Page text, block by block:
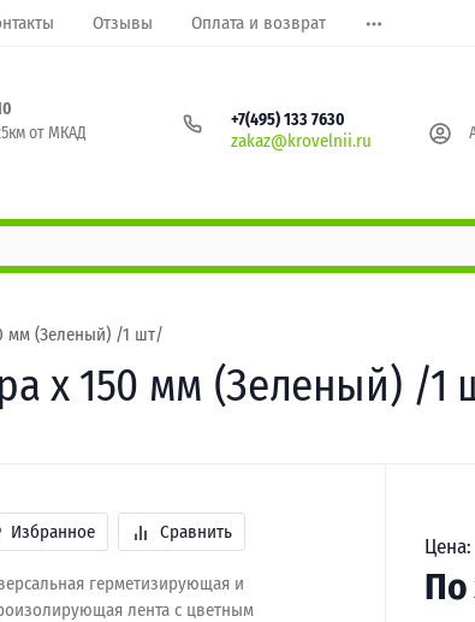
Отзывы Оплата и возврат
от МКАД
+7(495) 133 7630
zakaz@krovelnii.ru
мм (Зеленый) /1 шт/
х 150 мм (Зеленый) /1
Избранное Сравнить
герметизирующая и
лента с цветным
Цена:
По